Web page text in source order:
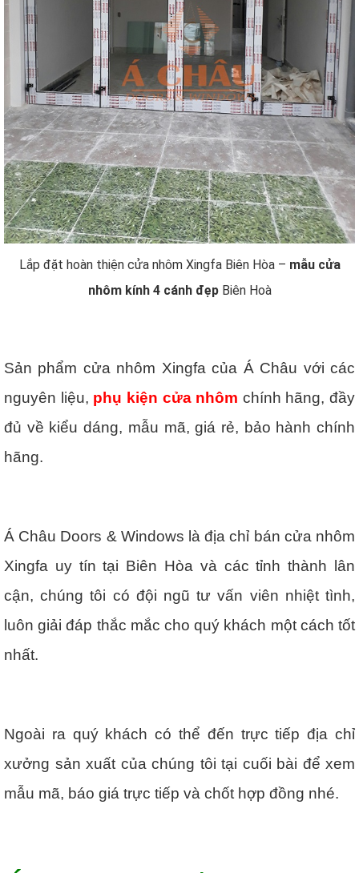
Lắp đặt hoàn thiện cửa nhôm Xingfa Biên Hòa – mẫu cửa
nhôm kính 4 cánh đẹpBiên Hoà
Sản phẩm cửa nhôm Xingfa của Á Châu với các
nguyên liệu, phụ kiện cửa nhôm chính hãng, đầy
đủ về kiểu dáng, mẫu mã, giá rẻ, bảo hành chính
hãng.
Á Châu Doors & Windows là địa chỉ bán cửa nhôm
Xingfa uy tín tại Biên Hòa và các tỉnh thành lân
cận, chúng tôi có đội ngũ tư vấn viên nhiệt tình,
luôn giải đáp thắc mắc cho quý khách một cách tốt
nhất.
Ngoài ra quý khách có thể đến trực tiếp địa chỉ
xưởng sản xuất của chúng tôi tại cuối bài để xem
mẫu mã, báo giá trực tiếp và chốt hợp đồng nhé.